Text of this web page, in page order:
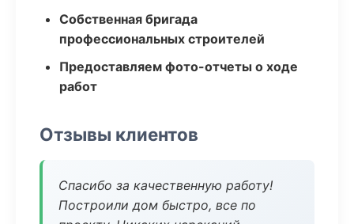
Собственная бригада
профессиональных строителей
Предоставляем фото-отчеты о ходе
работ
Отзывы клиентов
Спасибо за качественную работу!
Построили дом быстро, все по